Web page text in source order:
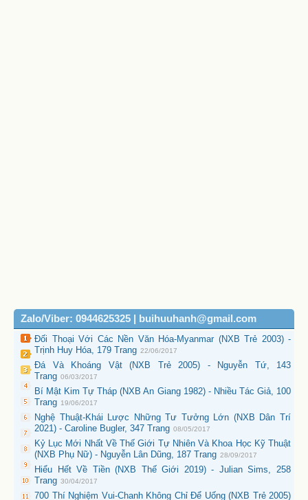
Zalo/Viber: 0944625325 | buihuuhanh@gmail.com
Đối Thoại Với Các Nền Văn Hóa-Myanmar (NXB Trẻ 2003) -
Trịnh Huy Hóa, 179 Trang 22/06/2017
Đá Và Khoáng Vật (NXB Trẻ 2005) - Nguyễn Tứ, 143
Trang 06/03/2017
Bí Mật Kim Tự Tháp (NXB An Giang 1982) - Nhiều Tác Giả, 100
Trang 19/06/2017
Nghệ Thuật-Khái Lược Những Tư Tưởng Lớn (NXB Dân Trí
2021) - Caroline Bugler, 347 Trang 08/05/2017
Kỷ Lục Mới Nhất Về Thế Giới Tự Nhiên Và Khoa Học Kỹ Thuật
(NXB Phụ Nữ) - Nguyễn Lân Dũng, 187 Trang 28/09/2017
Hiểu Hết Về Tiền (NXB Thế Giới 2019) - Julian Sims, 258
Trang 30/04/2017
700 Thí Nghiệm Vui-Chanh Không Chỉ Để Uống (NXB Trẻ 2005)